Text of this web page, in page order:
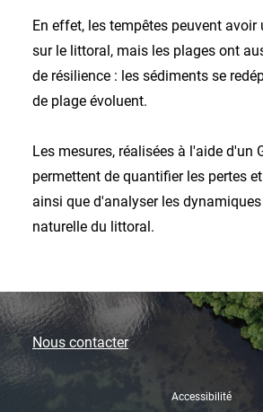
En effet, les tempêtes peuvent
sur le littoral, mais les plages ont
de résilience : les sédiments se
de plage évoluent.
Les mesures, réalisées à l'aide d'un
permettent de quantifier les pertes
ainsi que d'analyser les
naturelle du littoral.
Nous contacter
Accessibilité